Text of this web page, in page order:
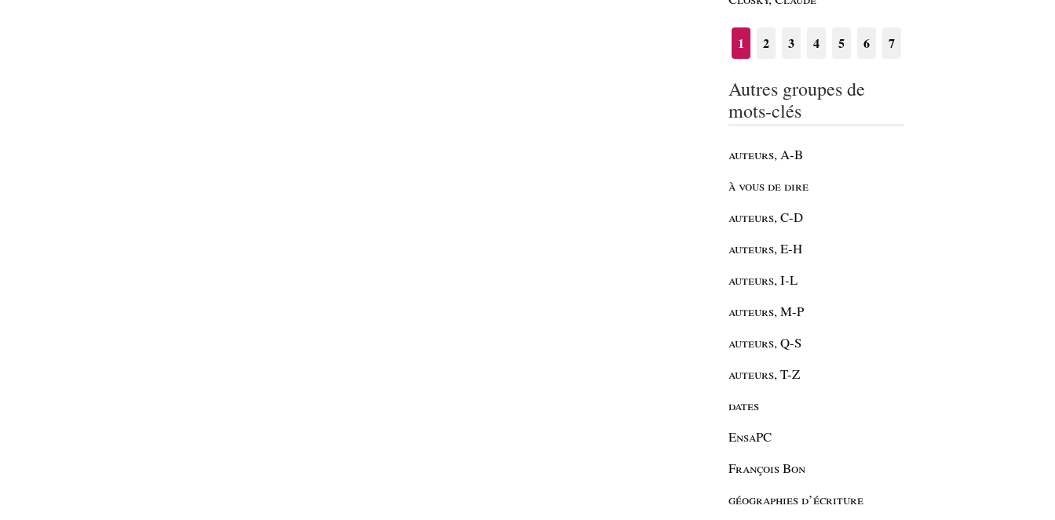
1 2 3 4 5 6 7
Autres groupes de
mots-clés
auteurs, A-B
à vous de dire
auteurs, C-D
auteurs, E-H
auteurs, I-L
auteurs, M-P
auteurs, Q-S
auteurs, T-Z
dates
EnsaPC
François Bon
géographies d’écriture